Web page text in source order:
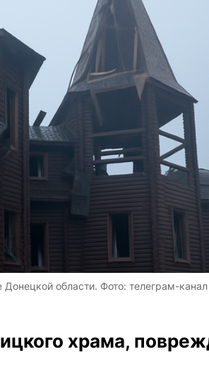
области. Фото: телеграм-канал
храма,